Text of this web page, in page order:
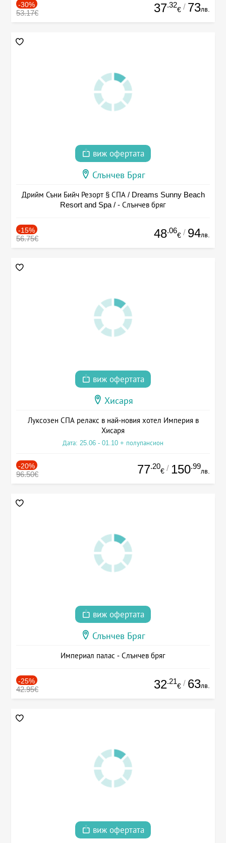
-30%
53.17€ 37.32
€ / 73лв.
виж офертата
Слънчев Бряг
Дрийм Съни Бийч Резорт § СПА / Dreams Sunny Beach
Resort and Spa / - Слънчев бряг
-15%
56.75€ 48.06
€ / 94лв.
виж офертата
Хисаря
Луксозен СПА релакс в най-новия хотел Империя в
Хисаря
Дата: 25.06 - 01.10 + полупансион
-20%
96.50€ 77.20
€ / 150.99
лв.
виж офертата
Слънчев Бряг
Империал палас - Слънчев бряг
-25%
42.95€ 32.21
€ / 63лв.
виж офертата